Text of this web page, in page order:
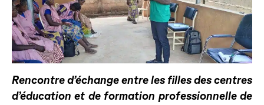
Rencontre d’échange entre les filles des centres
d’éducation et de formation professionnelle de